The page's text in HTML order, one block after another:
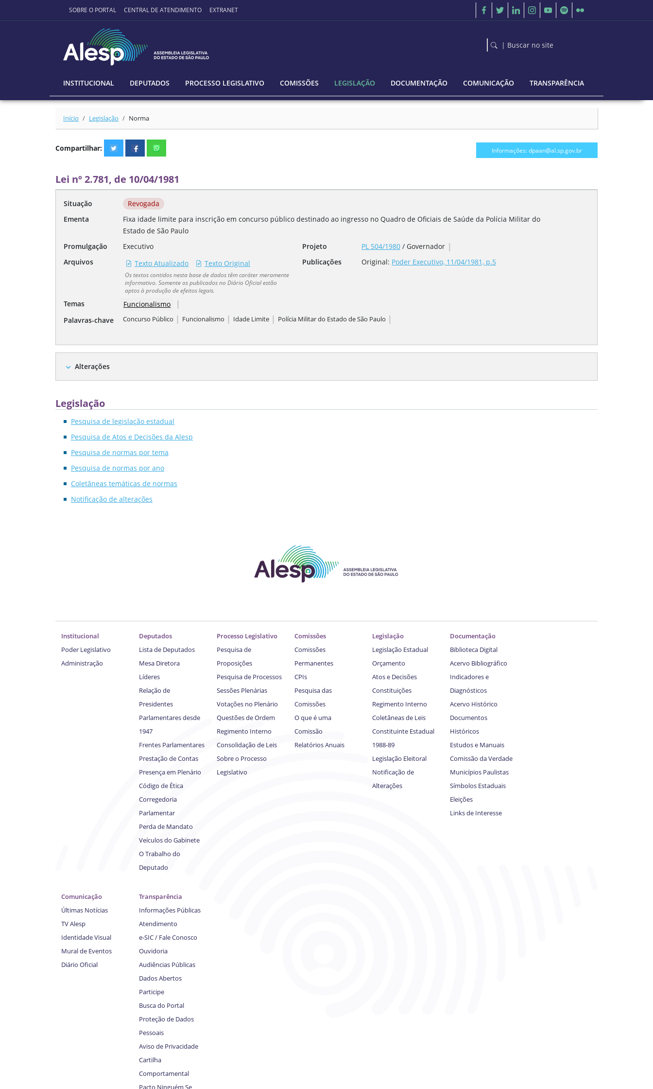
Ir para o conteúdo principal
SOBRE O PORTAL CENTRAL DE ATENDIMENTO EXTRANET
| Buscar no site
INSTITUCIONAL DEPUTADOS PROCESSO LEGISLATIVO COMISSÕES LEGISLAÇÃO DOCUMENTAÇÃO COMUNICAÇÃO TRANSPARÊNCIA
Início Legislação Norma
Compartilhar: Informações: dpaan@al.sp.gov.br
Lei nº 2.781, de 10/04/1981
Situação
Revogada
Ementa
Fixa idade limite para inscrição em concurso público destinado ao ingresso no Quadro de Oficiais de Saúde da Polícia Militar do
Estado de São Paulo
Promulgação
Executivo Projeto PL 504/1980 / Governador |
Arquivos Texto Atualizado Texto Original
Os textos contidos nesta base de dados têm caráter meramente
informativo. Somente os publicados no Diário Oficial estão
aptos à produção de efeitos legais.
Publicações Original: Poder Executivo, 11/04/1981, p.5
Temas Funcionalismo |
Palavras-chave Concurso Público | Funcionalismo | Idade Limite | Polícia Militar do Estado de São Paulo |
expand_more Alterações
Legislação
Pesquisa de legislação estadual
Pesquisa de Atos e Decisões da Alesp
Pesquisa de normas por tema
Pesquisa de normas por ano
Coletâneas temáticas de normas
Notificação de alterações
Institucional
Poder Legislativo
Administração
Deputados
Lista de Deputados
Mesa Diretora
Líderes
Relação de
Presidentes
Parlamentares desde
1947
Frentes Parlamentares
Prestação de Contas
Presença em Plenário
Código de Ética
Corregedoria
Parlamentar
Perda de Mandato
Veículos do Gabinete
O Trabalho do
Deputado
Processo Legislativo
Pesquisa de
Proposições
Pesquisa de Processos
Sessões Plenárias
Votações no Plenário
Questões de Ordem
Regimento Interno
Consolidação de Leis
Sobre o Processo
Legislativo
Comissões
Comissões
Permanentes
CPIs
Pesquisa das
Comissões
O que é uma
Comissão
Relatórios Anuais
Legislação
Legislação Estadual
Orçamento
Atos e Decisões
Constituições
Regimento Interno
Coletâneas de Leis
Constituinte Estadual
1988-89
Legislação Eleitoral
Notificação de
Alterações
Documentação
Biblioteca Digital
Acervo Bibliográfico
Indicadores e
Diagnósticos
Acervo Histórico
Documentos
Históricos
Estudos e Manuais
Comissão da Verdade
Municípios Paulistas
Símbolos Estaduais
Eleições
Links de Interesse
Comunicação
Últimas Notícias
TV Alesp
Identidade Visual
Mural de Eventos
Diário Oficial
Transparência
Informações Públicas
Atendimento
e-SIC / Fale Conosco
Ouvidoria
Audiências Públicas
Dados Abertos
Participe
Busca do Portal
Proteção de Dados
Pessoais
Aviso de Privacidade
Cartilha
Comportamental